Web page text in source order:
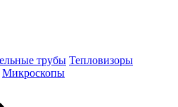
трубы Тепловизоры
Микроскопы